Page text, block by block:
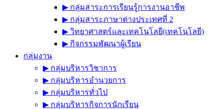
▶︎ กลุ่มสาระการเรียนรู้การงานอาชีพ
▶︎ กลุ่มสาระภาษาต่างประเทศที่ 2
▶︎ วิทยาศาสตร์และเทคโนโลยี(เทคโนโลยี)
▶︎ กิจกรรมพัฒนาผู้เรียน
กลุ่มงาน
▶︎ กลุ่มบริหารวิชาการ
▶︎ กลุ่มบริหารอำนวยการ
▶︎ กลุ่มบริหารทั่วไป
▶︎ กลุ่มบริหารกิจการนักเรียน